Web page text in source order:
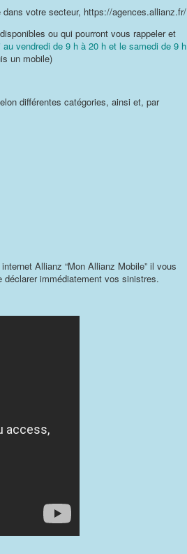
dans votre secteur, https://agences.allianz.fr/
ou qui pourront vous rappeler et
au vendredi de 9 h à 20 h et le samedi de 9 h
un mobile)
différentes catégories, ainsi et, par
Allianz “Mon Allianz Mobile” il vous
immédiatement vos sinistres.